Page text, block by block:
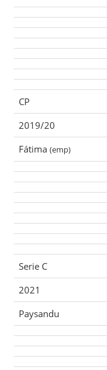
CP
2019/20
Fátima (emp)
Serie C
2021
Paysandu